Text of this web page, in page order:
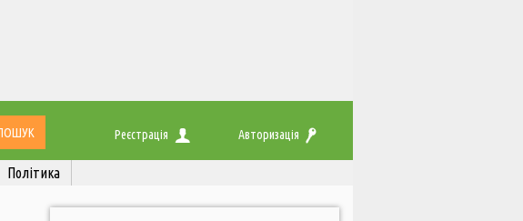
Реєстрація Авторизація
Політика